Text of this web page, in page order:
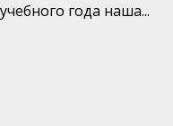
года наша...